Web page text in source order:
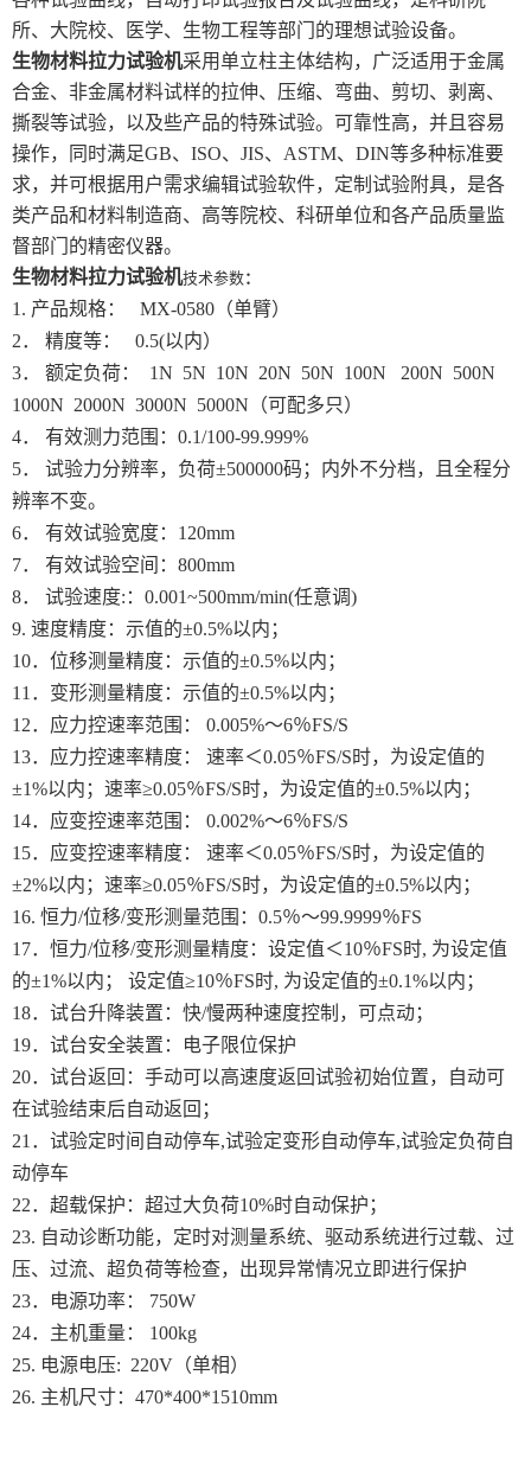
所、大院校、医学、生物工程等部门的理想试验设备。
生物材料拉力试验机采用单立柱主体结构，广泛适用于金属
合金、非金属材料试样的拉伸、压缩、弯曲、剪切、剥离、
撕裂等试验，以及些产品的特殊试验。可靠性高，并且容易
操作，同时满足GB、ISO、JIS、ASTM、DIN等多种标准要
求，并可根据用户需求编辑试验软件，定制试验附具，是各
类产品和材料制造商、高等院校、科研单位和各产品质量监
督部门的精密仪器。
生物材料拉力试验机技术参数：
1. 产品规格： MX-0580（单臂）
2． 精度等： 0.5(以内）
3． 额定负荷： 1N 5N 10N 20N 50N 100N 200N 500N
1000N 2000N 3000N 5000N（可配多只）
4． 有效测力范围：0.1/100-99.999%
5． 试验力分辨率，负荷±500000码；内外不分档，且全程分
辨率不变。
6． 有效试验宽度：120mm
7． 有效试验空间：800mm
8． 试验速度:：0.001~500mm/min(任意调)
9. 速度精度：示值的±0.5%以内；
10．位移测量精度：示值的±0.5%以内；
11．变形测量精度：示值的±0.5%以内；
12．应力控速率范围： 0.005%～6％FS/S
13．应力控速率精度： 速率＜0.05％FS/S时，为设定值的
±1%以内；速率≥0.05％FS/S时，为设定值的±0.5%以内；
14．应变控速率范围： 0.002%～6％FS/S
15．应变控速率精度： 速率＜0.05％FS/S时，为设定值的
±2%以内；速率≥0.05％FS/S时，为设定值的±0.5%以内；
16. 恒力/位移/变形测量范围：0.5％～99.9999％FS
17．恒力/位移/变形测量精度：设定值＜10％FS时, 为设定值
的±1%以内； 设定值≥10％FS时, 为设定值的±0.1%以内；
18．试台升降装置：快/慢两种速度控制，可点动；
19．试台安全装置：电子限位保护
20．试台返回：手动可以高速度返回试验初始位置，自动可
在试验结束后自动返回；
21．试验定时间自动停车,试验定变形自动停车,试验定负荷自
动停车
22．超载保护：超过大负荷10%时自动保护；
23. 自动诊断功能，定时对测量系统、驱动系统进行过载、过
压、过流、超负荷等检查，出现异常情况立即进行保护
23．电源功率： 750W
24．主机重量： 100kg
25. 电源电压: 220V（单相）
26. 主机尺寸：470*400*1510mm